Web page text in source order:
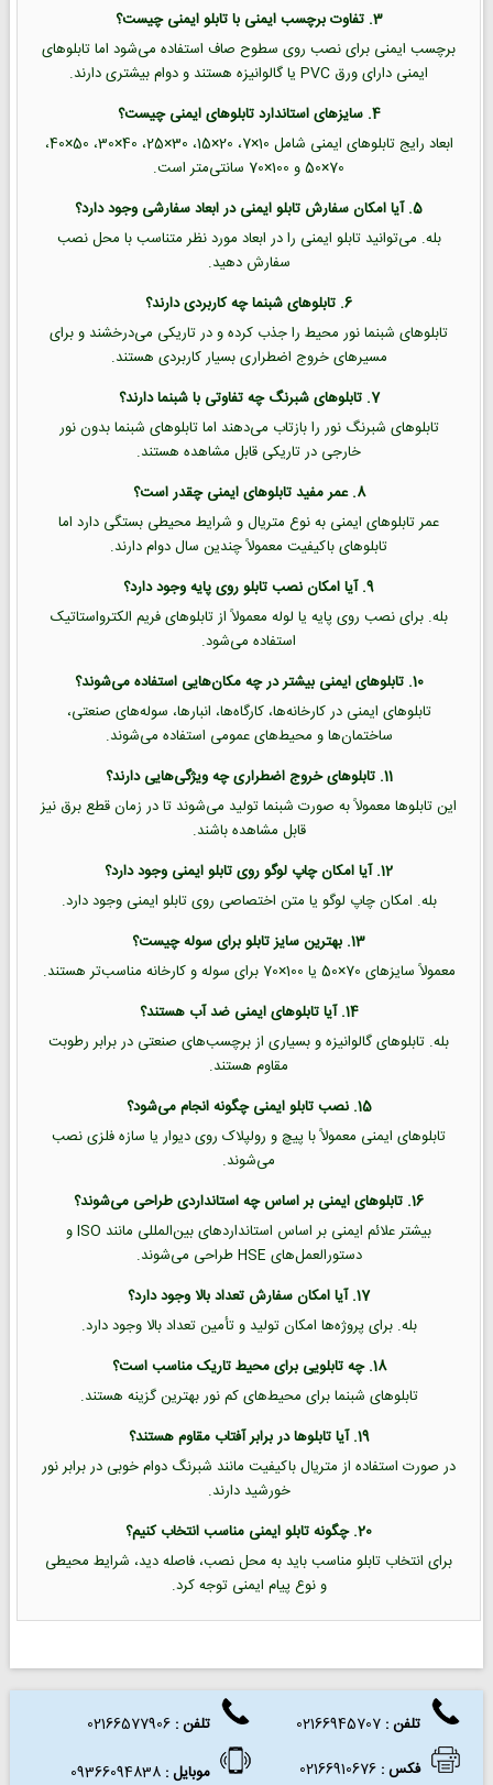
3. تفاوت برچسب ایمنی با تابلو ایمنی چیست؟
برچسب ایمنی برای نصب روی سطوح صاف استفاده می‌شود اما تابلوهای
ایمنی دارای ورق PVC یا گالوانیزه هستند و دوام بیشتری دارند.
4. سایزهای استاندارد تابلوهای ایمنی چیست؟
ابعاد رایج تابلوهای ایمنی شامل 10×7، 20×15، 30×25، 40×30، 50×40،
70×50 و 100×70 سانتی‌متر است.
5. آیا امکان سفارش تابلو ایمنی در ابعاد سفارشی وجود دارد؟
بله. می‌توانید تابلو ایمنی را در ابعاد مورد نظر متناسب با محل نصب
سفارش دهید.
6. تابلوهای شبنما چه کاربردی دارند؟
تابلوهای شبنما نور محیط را جذب کرده و در تاریکی می‌درخشند و برای
مسیرهای خروج اضطراری بسیار کاربردی هستند.
7. تابلوهای شبرنگ چه تفاوتی با شبنما دارند؟
تابلوهای شبرنگ نور را بازتاب می‌دهند اما تابلوهای شبنما بدون نور
خارجی در تاریکی قابل مشاهده هستند.
8. عمر مفید تابلوهای ایمنی چقدر است؟
عمر تابلوهای ایمنی به نوع متریال و شرایط محیطی بستگی دارد اما
تابلوهای باکیفیت معمولاً چندین سال دوام دارند.
9. آیا امکان نصب تابلو روی پایه وجود دارد؟
بله. برای نصب روی پایه یا لوله معمولاً از تابلوهای فریم الکترواستاتیک
استفاده می‌شود.
10. تابلوهای ایمنی بیشتر در چه مکان‌هایی استفاده می‌شوند؟
تابلوهای ایمنی در کارخانه‌ها، کارگاه‌ها، انبارها، سوله‌های صنعتی،
ساختمان‌ها و محیط‌های عمومی استفاده می‌شوند.
11. تابلوهای خروج اضطراری چه ویژگی‌هایی دارند؟
این تابلوها معمولاً به صورت شبنما تولید می‌شوند تا در زمان قطع برق نیز
قابل مشاهده باشند.
12. آیا امکان چاپ لوگو روی تابلو ایمنی وجود دارد؟
بله. امکان چاپ لوگو یا متن اختصاصی روی تابلو ایمنی وجود دارد.
13. بهترین سایز تابلو برای سوله چیست؟
معمولاً سایزهای 70×50 یا 100×70 برای سوله و کارخانه مناسب‌تر هستند.
14. آیا تابلوهای ایمنی ضد آب هستند؟
بله. تابلوهای گالوانیزه و بسیاری از برچسب‌های صنعتی در برابر رطوبت
مقاوم هستند.
15. نصب تابلو ایمنی چگونه انجام می‌شود؟
تابلوهای ایمنی معمولاً با پیچ و رولپلاک روی دیوار یا سازه فلزی نصب
می‌شوند.
16. تابلوهای ایمنی بر اساس چه استانداردی طراحی می‌شوند؟
بیشتر علائم ایمنی بر اساس استانداردهای بین‌المللی مانند ISO و
دستورالعمل‌های HSE طراحی می‌شوند.
17. آیا امکان سفارش تعداد بالا وجود دارد؟
بله. برای پروژه‌ها امکان تولید و تأمین تعداد بالا وجود دارد.
18. چه تابلویی برای محیط تاریک مناسب است؟
تابلوهای شبنما برای محیط‌های کم نور بهترین گزینه هستند.
19. آیا تابلوها در برابر آفتاب مقاوم هستند؟
در صورت استفاده از متریال باکیفیت مانند شبرنگ دوام خوبی در برابر نور
خورشید دارند.
20. چگونه تابلو ایمنی مناسب انتخاب کنیم؟
برای انتخاب تابلو مناسب باید به محل نصب، فاصله دید، شرایط محیطی
و نوع پیام ایمنی توجه کرد.
تلفن : تلفن:
02166577906
فکس:
02166910676 موبایل :